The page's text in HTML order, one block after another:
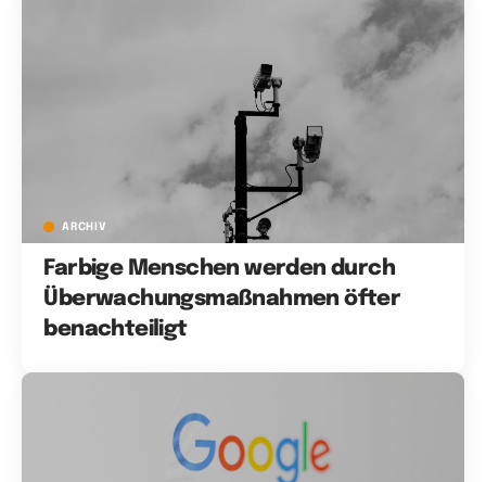
ARCHIV
Farbige Menschen werden durch
Überwachungsmaßnahmen öfter
benachteiligt